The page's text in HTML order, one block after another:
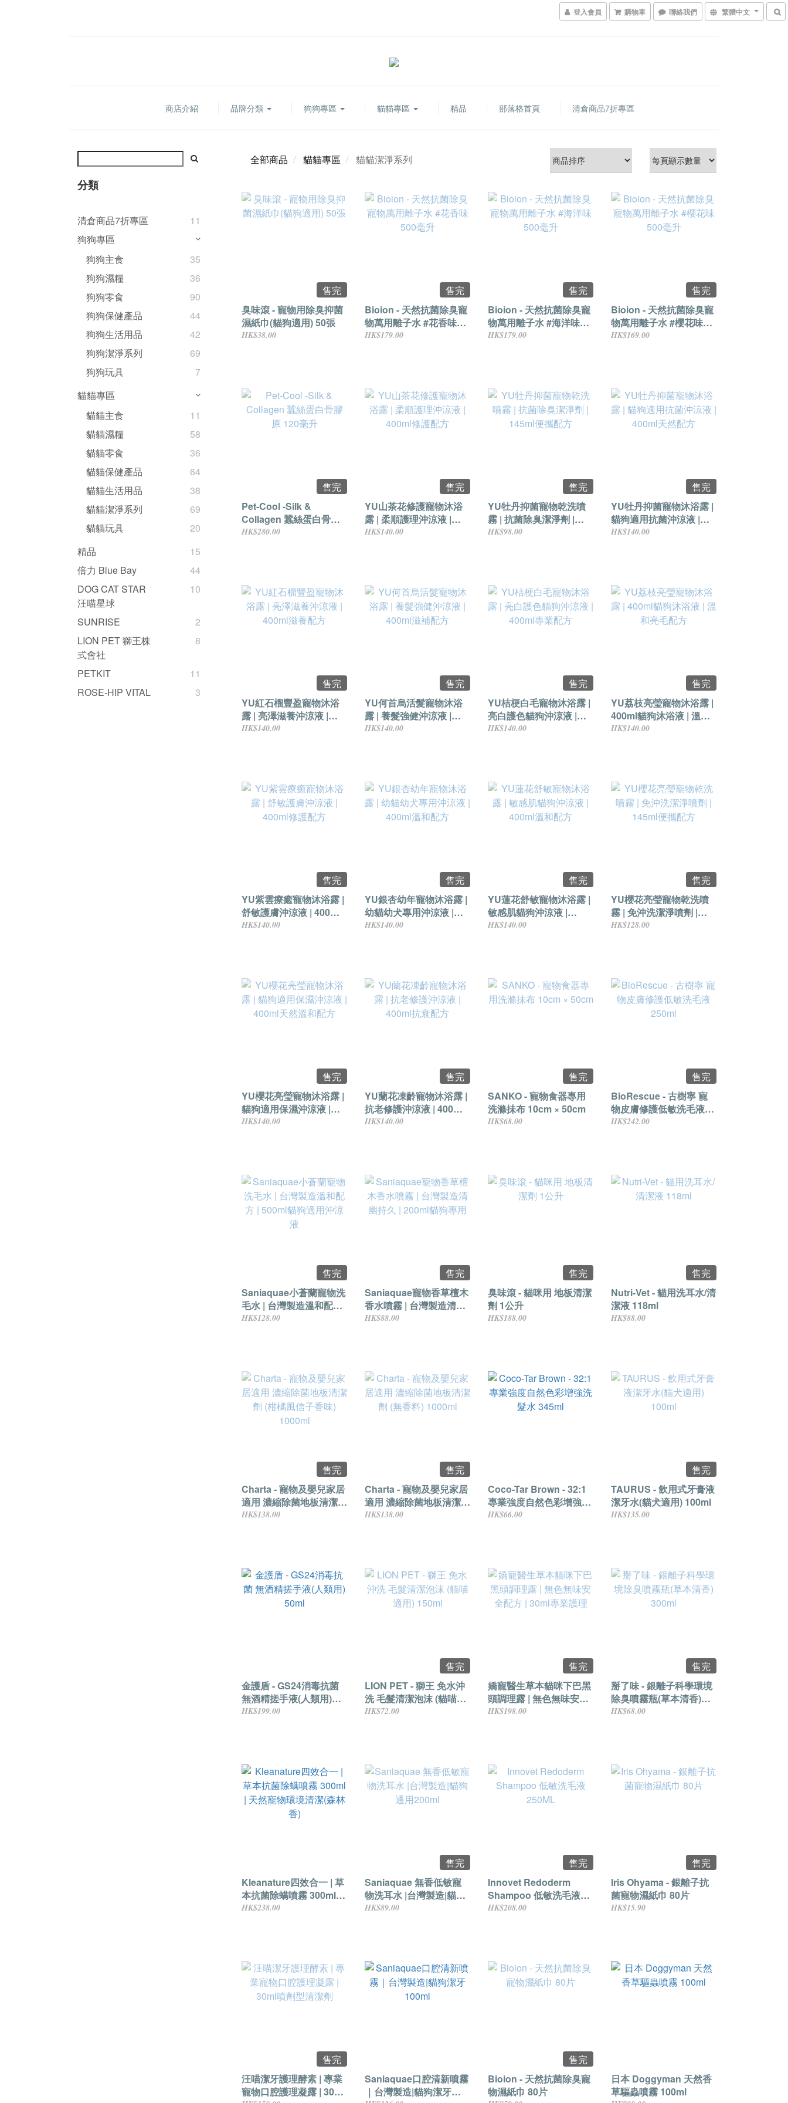
登入會員 購物車 聯絡我們 繁體中文
商店介紹 品牌分類 狗狗專區 貓貓專區 精品 部落格首頁 清倉商品7折專區
分類
清倉商品7折專區
11
狗狗專區
狗狗主食
35
狗狗濕糧
36
狗狗零食
90
狗狗保健產品
44
狗狗生活用品
42
狗狗潔淨系列
69
狗狗玩具
7
貓貓專區
貓貓主食
11
貓貓濕糧
58
貓貓零食
36
貓貓保健產品
64
貓貓生活用品
38
貓貓潔淨系列
69
貓貓玩具
20
精品
15
倍力 Blue Bay
44
DOG CAT STAR
汪喵星球
10
SUNRISE
2
LION PET 獅王株
式會社
8
PETKIT
11
ROSE-HIP VITAL
3
全部商品 貓貓專區 貓貓潔淨系列
售完
臭味滾 - 寵物用除臭抑菌
濕紙巾(貓狗適用) 50張
HK$38.00
售完
Bioion - 天然抗菌除臭寵
物萬用離子水 #花香味
500毫升
HK$179.00
售完
Bioion - 天然抗菌除臭寵
物萬用離子水 #海洋味
500毫升
HK$179.00
售完
Bioion - 天然抗菌除臭寵
物萬用離子水 #櫻花味
500毫升
HK$169.00
售完
Pet-Cool -Silk &
Collagen 蠶絲蛋白骨膠
原 120毫升
HK$280.00
售完
YU山茶花修護寵物沐浴
露 | 柔順護理沖涼液 |
400ml修護配方
HK$140.00
售完
YU牡丹抑菌寵物乾洗噴
霧 | 抗菌除臭潔淨劑 |
145ml便攜配方
HK$98.00
售完
YU牡丹抑菌寵物沐浴露 |
貓狗適用抗菌沖涼液 |
400ml天然配方
HK$140.00
售完
YU紅石榴豐盈寵物沐浴
露 | 亮澤滋養沖涼液 |
400ml滋養配方
HK$140.00
售完
YU何首烏活髮寵物沐浴
露 | 養髮強健沖涼液 |
400ml滋補配方
HK$140.00
售完
YU桔梗白毛寵物沐浴露 |
亮白護色貓狗沖涼液 |
400ml專業配方
HK$140.00
售完
YU荔枝亮瑩寵物沐浴露 |
400ml貓狗沐浴液 | 溫和
亮毛配方
HK$140.00
售完
YU紫雲療癒寵物沐浴露 |
舒敏護膚沖涼液 | 400ml
修護配方
HK$140.00
售完
YU銀杏幼年寵物沐浴露 |
幼貓幼犬專用沖涼液 |
400ml溫和配方
HK$140.00
售完
YU蓮花舒敏寵物沐浴露 |
敏感肌貓狗沖涼液 |
400ml溫和配方
HK$140.00
售完
YU櫻花亮瑩寵物乾洗噴
霧 | 免沖洗潔淨噴劑 |
145ml便攜配方
HK$128.00
售完
YU櫻花亮瑩寵物沐浴露 |
貓狗適用保濕沖涼液 |
400ml天然溫和配方
HK$140.00
售完
YU蘭花凍齡寵物沐浴露 |
抗老修護沖涼液 | 400ml
抗衰配方
HK$140.00
售完
SANKO - 寵物食器專用
洗滌抺布 10cm × 50cm
HK$68.00
售完
BioRescue - 古樹寧 寵
物皮膚修護低敏洗毛液
250ml
HK$242.00
售完
Saniaquae小蒼蘭寵物洗
毛水 | 台灣製造溫和配方 |
500ml貓狗適用沖涼液
HK$128.00
售完
Saniaquae寵物香草檀木
香水噴霧 | 台灣製造清幽
持久 | 200ml貓狗專用
HK$88.00
售完
臭味滾 - 貓咪用 地板清潔
劑 1公升
HK$188.00
售完
Nutri-Vet - 貓用洗耳水/清
潔液 118ml
HK$88.00
售完
Charta - 寵物及嬰兒家居
適用 濃縮除菌地板清潔劑
(柑橘風信子香味) 1000ml
HK$138.00
售完
Charta - 寵物及嬰兒家居
適用 濃縮除菌地板清潔劑
(無香料) 1000ml
HK$138.00
Coco-Tar Brown - 32:1
專業強度自然色彩增強洗
髮水 345ml
HK$66.00
售完
TAURUS - 飲用式牙膏液
潔牙水(貓犬適用) 100ml
HK$135.00
金護盾 - GS24消毒抗菌
無酒精搓手液(人類用)
50ml
HK$199.00
售完
LION PET - 獅王 免水沖
洗 毛髮清潔泡沫 (貓喵適
用) 150ml
HK$72.00
售完
嬌寵醫生草本貓咪下巴黑
頭調理露 | 無色無味安全
配方 | 30ml專業護理
HK$198.00
售完
掰了味 - 銀離子科學環境
除臭噴霧瓶(草本清香)
300ml
HK$68.00
Kleanature四效合一 | 草
本抗菌除螨噴霧 300ml |
天然寵物環境清潔(森林
HK$238.00
售完
Saniaquae 無香低敏寵
物洗耳水 |台灣製造|貓狗
通用200ml
HK$89.00
售完
Innovet Redoderm
Shampoo 低敏洗毛液
250ML
HK$208.00
售完
Iris Ohyama - 銀離子抗
菌寵物濕紙巾 80片
HK$15.90
售完
汪喵潔牙護理酵素 | 專業
寵物口腔護理凝露 | 30ml
Saniaquae口腔清新噴霧
｜台灣製造|貓狗潔牙
售完
Bioion - 天然抗菌除臭寵
物濕紙巾 80片
日本 Doggyman 天然香
草驅蟲噴霧 100ml